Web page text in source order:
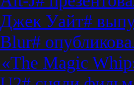
Уайт#
Magic